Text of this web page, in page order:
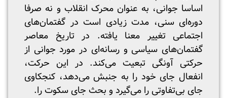
اساسا جوانی، به عنوان محرک انقلاب و نه صرفا
دوره‌ای سنی، مدت زیادی است در گفتمان‌های
اجتماعی تغییر معنا یافته. در تاریخ معاصر
گفتمان‌های سیاسی و رسانه‌ای در مورد جوانی از
حرکتی آونگی تبعیت می‌کند. در این حرکت،
انفعال جای خود را به جنبش می‌دهد، کنجکاوی
جای بی‌تفاوتی را می‌گیرد و بحث جای سکوت را.